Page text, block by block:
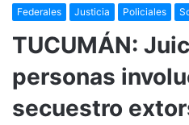
Federales Justicia Policiales
TUCUMÁN:
personas
secuestro